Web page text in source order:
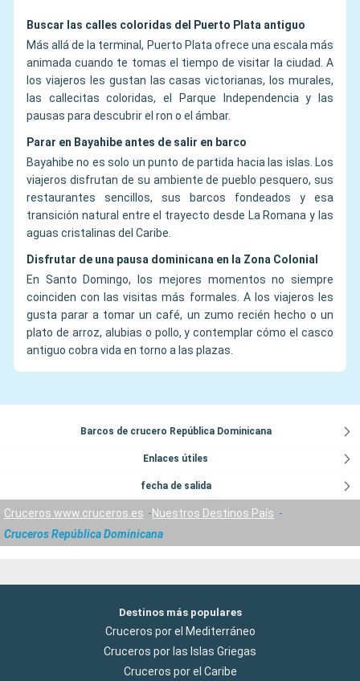
Buscar las calles coloridas del Puerto Plata antiguo
Más allá de la terminal, Puerto Plata ofrece una escala más
animada cuando te tomas el tiempo de visitar la ciudad. A
los viajeros les gustan las casas victorianas, los murales,
las callecitas coloridas, el Parque Independencia y las
pausas para descubrir el ron o el ámbar.
Parar en Bayahibe antes de salir en barco
Bayahibe no es solo un punto de partida hacia las islas. Los
viajeros disfrutan de su ambiente de pueblo pesquero, sus
restaurantes sencillos, sus barcos fondeados y esa
transición natural entre el trayecto desde La Romana y las
aguas cristalinas del Caribe.
Disfrutar de una pausa dominicana en la Zona Colonial
En Santo Domingo, los mejores momentos no siempre
coinciden con las visitas más formales. A los viajeros les
gusta parar a tomar un café, un zumo recién hecho o un
plato de arroz, alubias o pollo, y contemplar cómo el casco
antiguo cobra vida en torno a las plazas.
Barcos de crucero República Dominicana
Enlaces útiles
fecha de salida
Cruceros www.cruceros.es
Nuestros Destinos País
Cruceros República Dominicana
Destinos más populares
Cruceros por el Mediterráneo
Cruceros por las Islas Griegas
Cruceros por el Caribe